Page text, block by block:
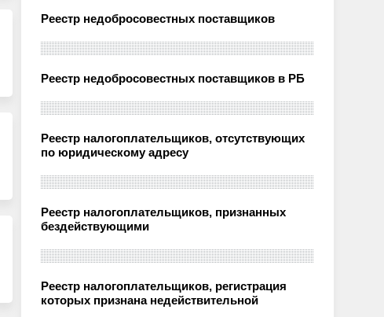
Реестр недобросовестных поставщиков
Реестр недобросовестных поставщиков в РБ
Реестр налогоплательщиков, отсутствующих
по юридическому адресу
Реестр налогоплательщиков, признанных
бездействующими
Реестр налогоплательщиков, регистрация
которых признана недействительной